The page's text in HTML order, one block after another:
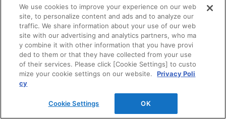
お問い合わせ
ログイン
建築・設計関係者様向けサイト
We use cookies to improve your experience on our web
site, to personalize content and ads and to analyze our
traffic. We share information about your use of our web
site with our advertising and analytics partners, who ma
y combine it with other information that you have provi
ded to them or that they have collected from your use
of their services. Please click [Cookie Settings] to custo
mize your cookie settings on our website.
Privacy Poli
cy
Cookie Settings OK